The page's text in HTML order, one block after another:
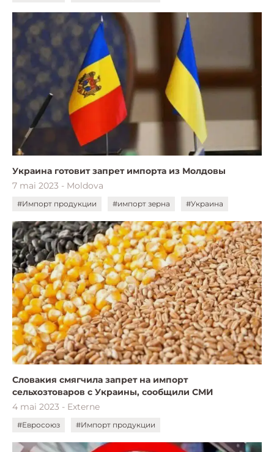
7 mai 2023 - Moldova
#Импорт продукции #импорт зерна #Украина
Словакия смягчила запрет на импорт
сельхозтоваров с Украины, сообщили СМИ
4 mai 2023 - Externe
#Евросоюз #Импорт продукции